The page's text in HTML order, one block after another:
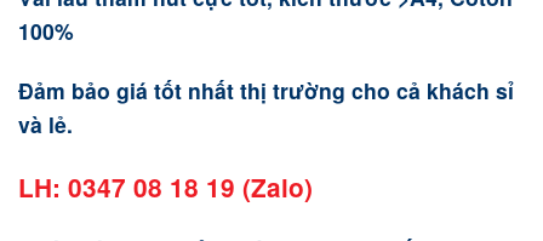
100%
Đảm bảo giá tốt nhất thị trường cho cả khách sỉ
và lẻ.
LH: 0347 08 18 19 (Zalo)